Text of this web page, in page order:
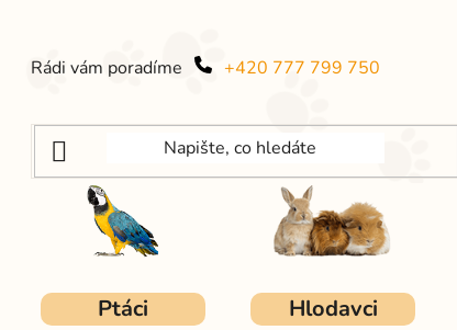
Rádi vám poradíme
+420 777 799 750
Ptáci Hlodavci